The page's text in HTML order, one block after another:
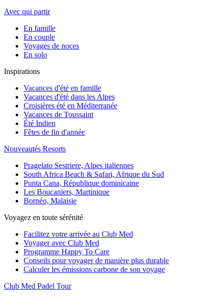
Avec qui partir
En famille
En couple
Voyages de noces
En solo
Inspirations
Vacances d'été en famille
Vacances d'été dans les Alpes
Croisières été en Méditerranée
Vacances de Toussaint
Été Indien
Fêtes de fin d'année
Nouveautés Resorts
Pragelato Sestriere, Alpes italiennes
South Africa Beach & Safari, Afrique du Sud
Punta Cana, République dominicaine
Les Boucaniers, Martinique
Bornéo, Malaisie
Voyagez en toute sérénité
Facilitez votre arrivée au Club Med
Voyager avec Club Med
Programme Happy To Care
Conseils pour voyager de manière plus durable
Calculer les émissions carbone de son voyage
Club Med Padel Tour